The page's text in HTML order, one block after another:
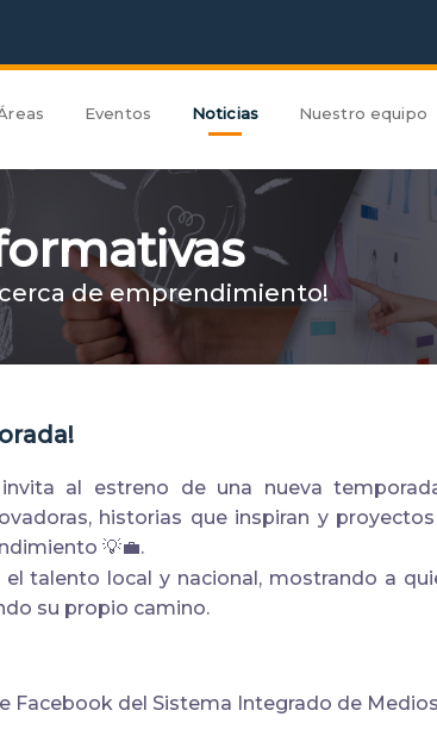
Eventos Noticias Nuestro equipo
de emprendimiento!
al estreno de una nueva
historias que inspiran y
💡💼.
talento local y nacional, mostrando a
su propio camino.
Facebook del Sistema Integrado de